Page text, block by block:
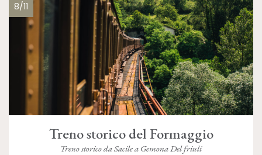
8/11
Treno storico del Formaggio
Treno storico da Sacile a Gemona Del friuli